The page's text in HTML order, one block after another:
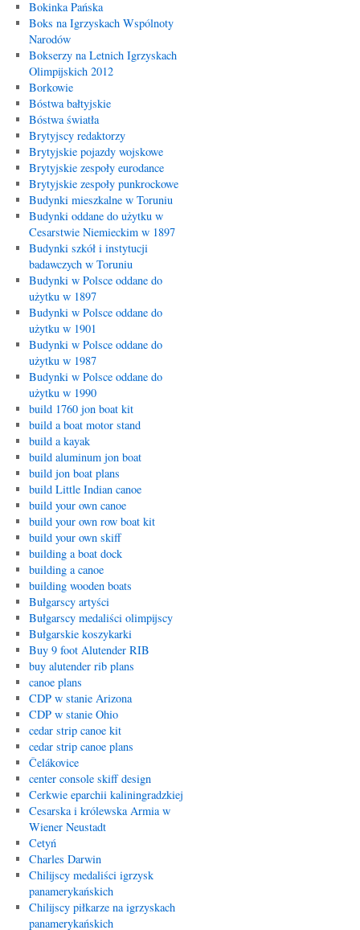
Bokinka Pańska
Boks na Igrzyskach Wspólnoty
Narodów
Bokserzy na Letnich Igrzyskach
Olimpijskich 2012
Borkowie
Bóstwa bałtyjskie
Bóstwa światła
Brytyjscy redaktorzy
Brytyjskie pojazdy wojskowe
Brytyjskie zespoły eurodance
Brytyjskie zespoły punkrockowe
Budynki mieszkalne w Toruniu
Budynki oddane do użytku w
Cesarstwie Niemieckim w 1897
Budynki szkół i instytucji
badawczych w Toruniu
Budynki w Polsce oddane do
użytku w 1897
Budynki w Polsce oddane do
użytku w 1901
Budynki w Polsce oddane do
użytku w 1987
Budynki w Polsce oddane do
użytku w 1990
build 1760 jon boat kit
build a boat motor stand
build a kayak
build aluminum jon boat
build jon boat plans
build Little Indian canoe
build your own canoe
build your own row boat kit
build your own skiff
building a boat dock
building a canoe
building wooden boats
Bułgarscy artyści
Bułgarscy medaliści olimpijscy
Bułgarskie koszykarki
Buy 9 foot Alutender RIB
buy alutender rib plans
canoe plans
CDP w stanie Arizona
CDP w stanie Ohio
cedar strip canoe kit
cedar strip canoe plans
Čelákovice
center console skiff design
Cerkwie eparchii kaliningradzkiej
Cesarska i królewska Armia w
Wiener Neustadt
Cetyń
Charles Darwin
Chilijscy medaliści igrzysk
panamerykańskich
Chilijscy piłkarze na igrzyskach
panamerykańskich